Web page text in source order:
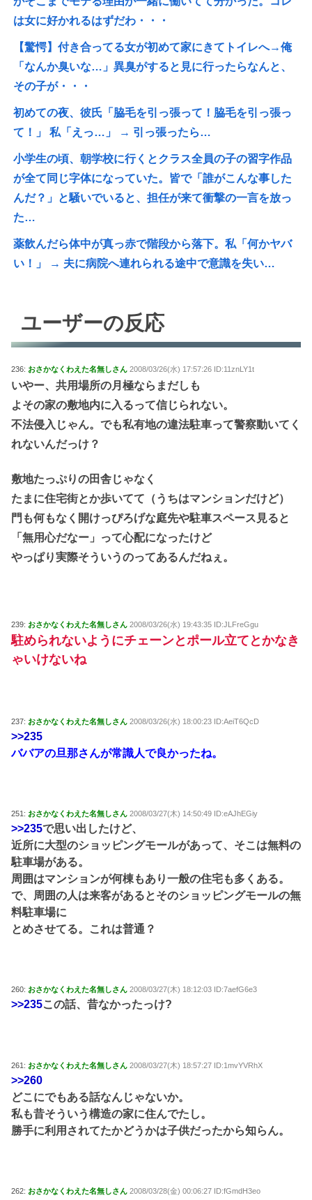
は女に好かれるはずだわ・・・
【驚愕】付き合ってる女が初めて家にきてトイレへ→俺
「なんか臭いな…」異臭がすると見に行ったらなんと、
その子が・・・
初めての夜、彼氏「脇毛を引っ張って！脇毛を引っ張っ
て！」 私「えっ…」 → 引っ張ったら…
小学生の頃、朝学校に行くとクラス全員の子の習字作品
が全て同じ字体になっていた。皆で「誰がこんな事した
んだ？」と騒いでいると、担任が来て衝撃の一言を放っ
た…
薬飲んだら体中が真っ赤で階段から落下。私「何かヤバ
い！」 → 夫に病院へ連れられる途中で意識を失い…
ユーザーの反応
236: おさかなくわえた名無しさん 2008/03/26(水) 17:57:26 ID:11znLY1t
いやー、共用場所の月極ならまだしも
よその家の敷地内に入るって信じられない。
不法侵入じゃん。でも私有地の違法駐車って警察動いてく
れないんだっけ？
敷地たっぷりの田舎じゃなく
たまに住宅街とか歩いてて（うちはマンションだけど）
門も何もなく開けっぴろげな庭先や駐車スペース見ると
「無用心だなー」って心配になったけど
やっぱり実際そういうのってあるんだねぇ。
239: おさかなくわえた名無しさん 2008/03/26(水) 19:43:35 ID:JLFreGgu
駐められないようにチェーンとポール立てとかなき
ゃいけないね
237: おさかなくわえた名無しさん 2008/03/26(水) 18:00:23 ID:AeiT6QcD
>>235
ババアの旦那さんが常識人で良かったね。
251: おさかなくわえた名無しさん 2008/03/27(木) 14:50:49 ID:eAJhEGiy
>>235で思い出したけど、
近所に大型のショッピングモールがあって、そこは無料の
駐車場がある。
周囲はマンションが何棟もあり一般の住宅も多くある。
で、周囲の人は来客があるとそのショッピングモールの無
料駐車場に
とめさせてる。これは普通？
260: おさかなくわえた名無しさん 2008/03/27(木) 18:12:03 ID:7aefG6e3
>>235この話、昔なかったっけ?
261: おさかなくわえた名無しさん 2008/03/27(木) 18:57:27 ID:1mvYVRhX
>>260
どこにでもある話なんじゃないか。
私も昔そういう構造の家に住んでたし。
勝手に利用されてたかどうかは子供だったから知らん。
262: おさかなくわえた名無しさん 2008/03/28(金) 00:06:27 ID:fGmdH3eo